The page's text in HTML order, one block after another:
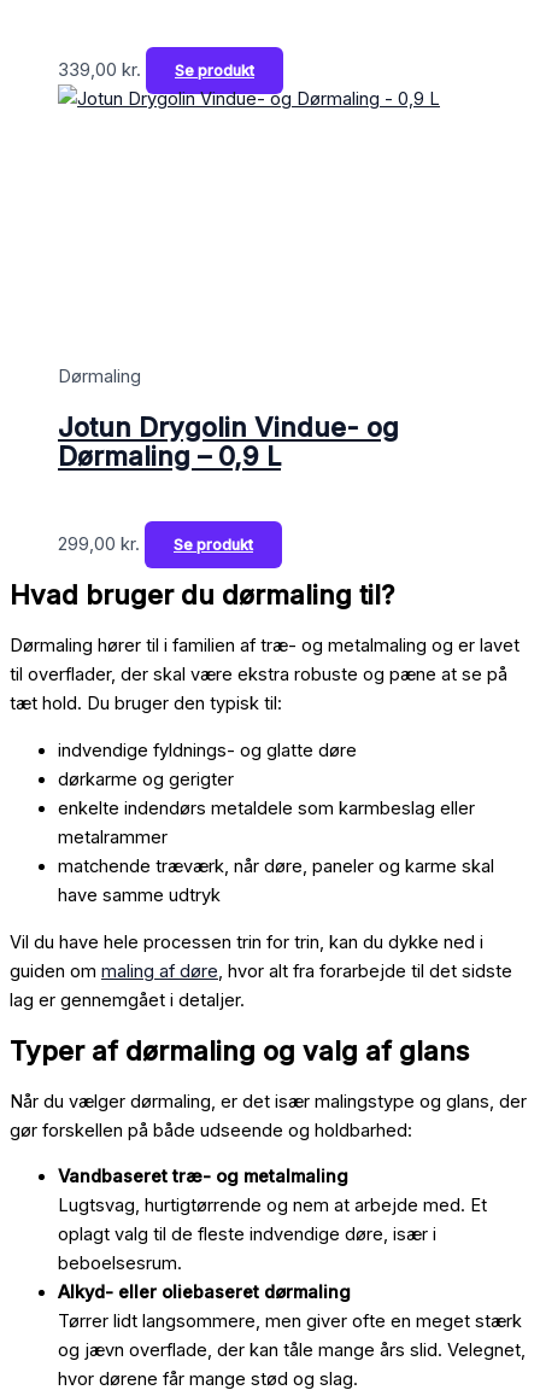
339,00 kr. Se produkt
Dørmaling
Jotun Drygolin Vindue- og
Dørmaling – 0,9 L
299,00 kr. Se produkt
Hvad bruger du dørmaling til?
Dørmaling hører til i familien af træ- og metalmaling og er lavet
til overflader, der skal være ekstra robuste og pæne at se på
tæt hold. Du bruger den typisk til:
indvendige fyldnings- og glatte døre
dørkarme og gerigter
enkelte indendørs metaldele som karmbeslag eller
metalrammer
matchende træværk, når døre, paneler og karme skal
have samme udtryk
Vil du have hele processen trin for trin, kan du dykke ned i
guiden om maling af døre , hvor alt fra forarbejde til det sidste
lag er gennemgået i detaljer.
Typer af dørmaling og valg af glans
Når du vælger dørmaling, er det især malingstype og glans, der
gør forskellen på både udseende og holdbarhed:
Vandbaseret træ- og metalmaling
Lugtsvag, hurtigtørrende og nem at arbejde med. Et
oplagt valg til de fleste indvendige døre, især i
beboelsesrum.
Alkyd- eller oliebaseret dørmaling
Tørrer lidt langsommere, men giver ofte en meget stærk
og jævn overflade, der kan tåle mange års slid. Velegnet,
hvor dørene får mange stød og slag.